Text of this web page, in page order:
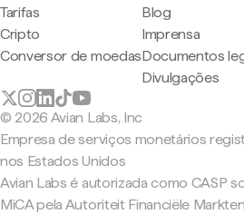
Tarifas
Cripto
Conversor de moedas
Blog
Imprensa
Documentos
Divulgações
© 2026 Avian Labs, Inc
Empresa de serviços monetários
nos Estados Unidos
Avian Labs é autorizada como CASP
MiCA pela Autoriteit Financiële